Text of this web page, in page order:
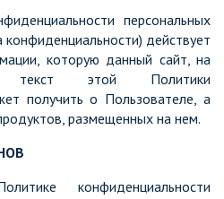
персональных
действует
которую данный сайт, на
текст этой Политики
получить о Пользователе, а
размещенных на нем.
конфиденциальности